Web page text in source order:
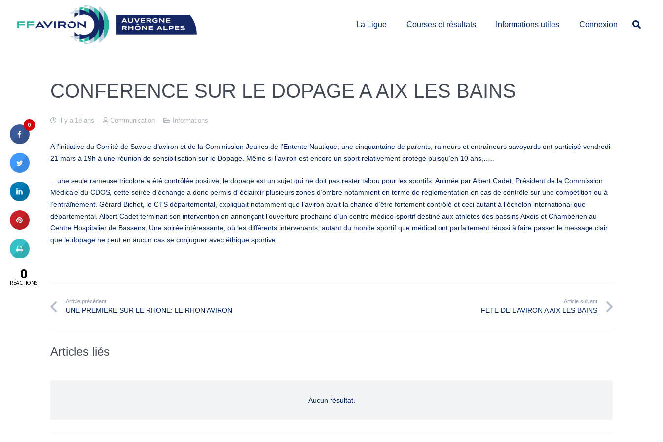
La Ligue Courses et résultats Informations utiles Connexion
CONFERENCE SUR LE DOPAGE A AIX LES BAINS
il y a 18 ans Communication Informations
A l’initiative du Comité de Savoie d’aviron et de la Commission Jeunes de l’Entente Nautique, une cinquantaine de parents, rameurs et entraîneurs savoyards ont participé vendredi
21 mars à 19h à une réunion de sensibilisation sur le Dopage. Même si l’aviron est encore un sport relativement protégé puisqu’en 10 ans,…..
…une seule rameuse tricolore a été contrôlée positive, le dopage est un sujet qui ne doit pas rester tabou pour les sportifs. Animée par Albert Cadet, Président de la Commission
Médicale du CDOS, cette soirée d’échange a donc permis d”éclaircir plusieurs zones d’ombre notamment en terme de réglementation en cas de contrôle sur une compétition ou à
l’entraînement. Gérard Bichet, le CTS départemental, expliquait notamment que l’aviron avait la chance d’être fortement contrôlé et ceci autant à l’échelon international que
départemental. Albert Cadet terminait son intervention en annonçant l’ouverture prochaine d’un centre médico-sportif destiné aux athlètes des bassins Aixois et Chambérien au
Centre Hospitalier de Bassens. Une soirée intéressante, où les différents intervenants, autant du monde sportif que médical ont parfaitement réussi à faire passer le message clair
que le dopage ne peut en aucun cas se conjuguer avec éthique sportive.
Article précédent
UNE PREMIERE SUR LE RHONE: LE RHON’AVIRON
Article suivant
FETE DE L’AVIRON A AIX LES BAINS
Articles liés
Aucun résultat.
0
0
RÉACTIONS